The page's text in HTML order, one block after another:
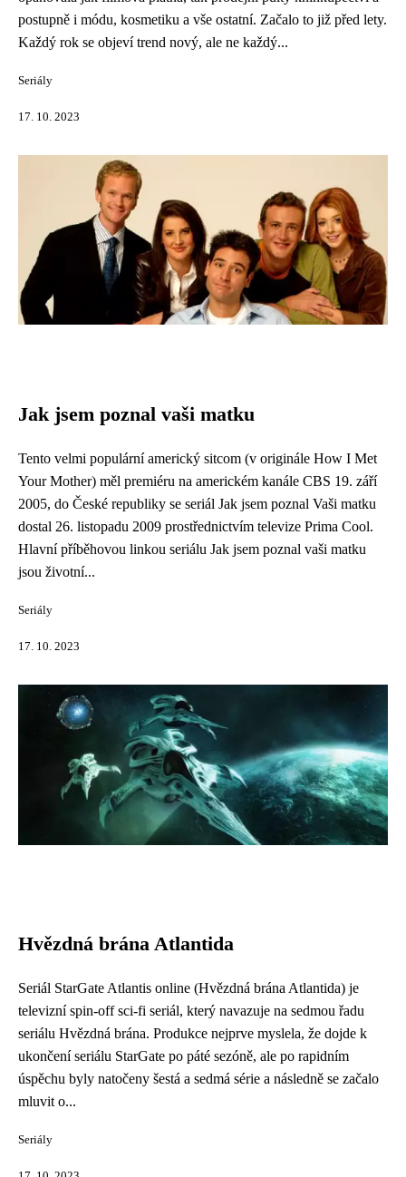
postupně i módu, kosmetiku a vše ostatní. Začalo to již před lety.
Každý rok se objeví trend nový, ale ne každý...
Seriály
17. 10. 2023
Jak jsem poznal vaši matku
Tento velmi populární americký sitcom (v originále How I Met
Your Mother) měl premiéru na americkém kanále CBS 19. září
2005, do České republiky se seriál Jak jsem poznal Vaši matku
dostal 26. listopadu 2009 prostřednictvím televize Prima Cool.
Hlavní příběhovou linkou seriálu Jak jsem poznal vaši matku
jsou životní...
Seriály
17. 10. 2023
Hvězdná brána Atlantida
Seriál StarGate Atlantis online (Hvězdná brána Atlantida) je
televizní spin-off sci-fi seriál, který navazuje na sedmou řadu
seriálu Hvězdná brána. Produkce nejprve myslela, že dojde k
ukončení seriálu StarGate po páté sezóně, ale po rapidním
úspěchu byly natočeny šestá a sedmá série a následně se začalo
mluvit o...
Seriály